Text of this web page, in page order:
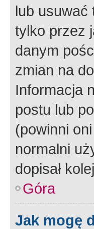
lub usuwać
tylko przez
danym
zmian na
Informacja
postu lub
(powinni
normalni
dopisał
Góra
Jak mogę